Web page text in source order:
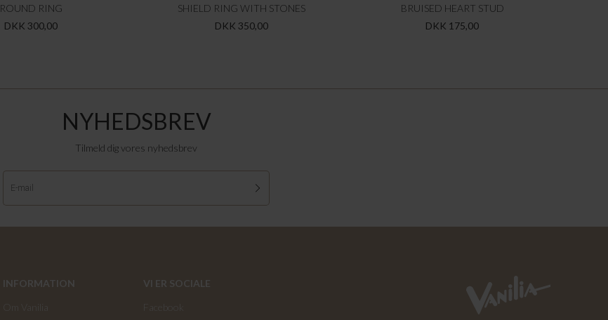
ROUND RING
DKK 300,00
SHIELD RING WITH STONES
DKK 350,00
BRUISED HEART STUD
DKK 175,00
NYHEDSBREV
Tilmeld dig vores nyhedsbrev
INFORMATION
VI ER SOCIALE